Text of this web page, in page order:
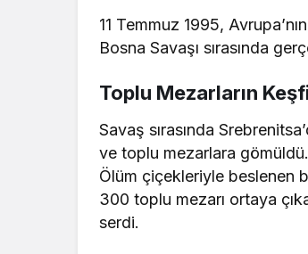
11 Temmuz 1995,
Bosna Savaşı sırasında
Toplu Mezarların
Savaş sırasında
ve toplu mezarlara
Ölüm çiçekleriyle beslenen
300 toplu mezarı ortaya
serdi.